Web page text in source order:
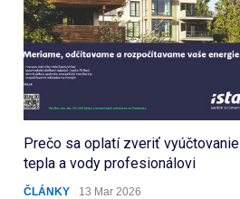
Prečo sa oplatí zveriť vyúčtovanie
tepla a vody profesionálovi
ČLÁNKY 13 Mar 2026